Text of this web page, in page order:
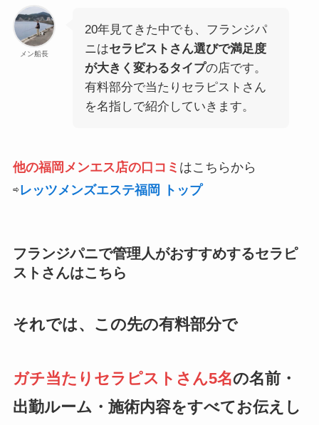
メン船長
20年見てきた中でも、フランジパ
ニはセラピストさん選びで満足度
が大きく変わるタイプの店です。
有料部分で当たりセラピストさん
を名指しで紹介していきます。
他の福岡メンエス店の口コミ はこちらから
⇨レッツメンズエステ福岡 トップ
フランジパニで管理人がおすすめするセラピ
ストさんはこちら
それでは、この先の有料部分で
ガチ当たりセラピストさん5名の名前・
出勤ルーム・施術内容をすべてお伝えし